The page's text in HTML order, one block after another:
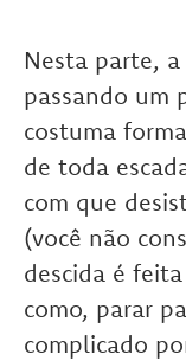
Nesta parte,
passando um
costuma
de toda
com que
(você não
descida é
como, parar
complicado